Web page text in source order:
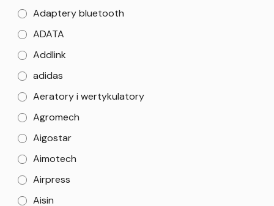
Adaptery bluetooth
ADATA
Addlink
adidas
Aeratory i wertykulatory
Agromech
Aigostar
Aimotech
Airpress
Aisin